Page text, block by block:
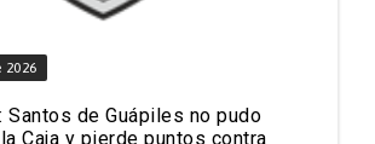
Santos de Guápiles no pudo
Caja y pierde puntos contra